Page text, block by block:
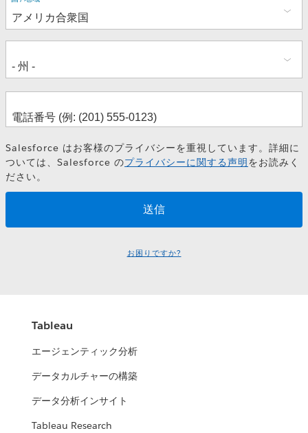
所
Salesforce はお客様のプライバシーを重視しています。詳細に
ついては、Salesforce のプライバシーに関する声明をお読みく
ださい。
お困りですか?
Tableau
エージェンティック分析
データカルチャーの構築
データ分析インサイト
Tableau Research